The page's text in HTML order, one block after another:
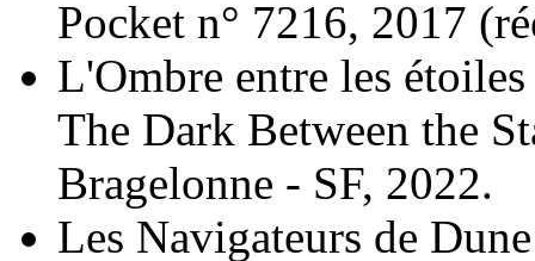
Pocket n° 7216, 2017 (
L'Ombre entre les
The Dark Between the
Bragelonne - SF, 2022.
Les Navigateurs de